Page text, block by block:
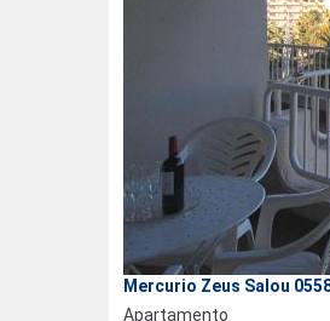
Mercurio Zeus Salou
Apartamento